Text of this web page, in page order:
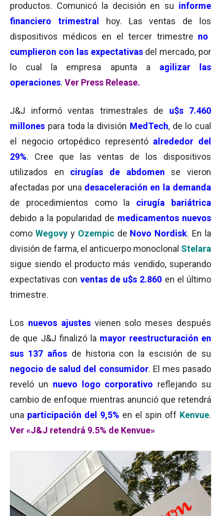
productos. Comunicó la decisión en su informe
financiero trimestral
hoy. Las ventas de los
dispositivos médicos en el tercer trimestre no
cumplieron con las expectativasdel mercado, por
lo cual la empresa apunta a agilizar las
operaciones. Ver Press Release.
J&J informó ventas trimestrales de u$s 7.460
millones para toda la división MedTech, de lo cual
el negocio ortopédico representó alrededor del
29%. Cree que las ventas de los dispositivos
utilizados en cirugías de abdomen
se vieron
afectadas por una desaceleración en la demanda
de procedimientos como la cirugía bariátrica
debido a la popularidad de medicamentos nuevos
como Wegovy y Ozempic de Novo Nordisk. En la
división de farma, el anticuerpo monoclonal Stelara
sigue siendo el producto más vendido, superando
expectativas con ventas de u$s 2.860 en el último
trimestre.
Los nuevos ajustesvienen solo meses después
de que J&J finalizó la mayor reestructuración en
sus 137 añosde historia con la escisión de su
negocio de salud del consumidor. El mes pasado
reveló un nuevo logo corporativo reflejando su
cambio de enfoque mientras anunció que retendrá
una participación del 9,5% en el spin off Kenvue.
Ver «J&J retendrá 9.5% de Kenvue»